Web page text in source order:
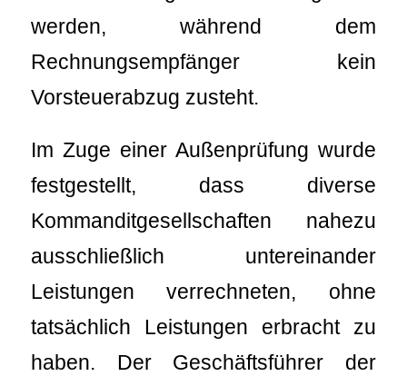
werden, während dem
Rechnungsempfänger kein
Vorsteuerabzug zusteht.
Im Zuge einer Außenprüfung wurde
festgestellt, dass diverse
Kommanditgesellschaften nahezu
ausschließlich untereinander
Leistungen verrechneten, ohne
tatsächlich Leistungen erbracht zu
haben. Der Geschäftsführer der